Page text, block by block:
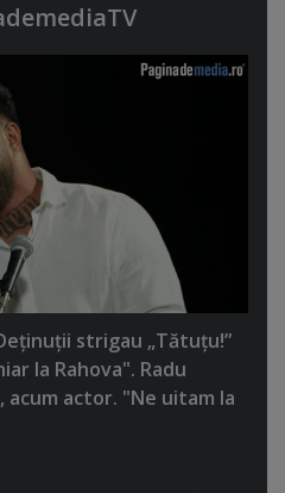
strigau „Tătuţu!”
la Rahova". Radu
actor. "Ne uitam la